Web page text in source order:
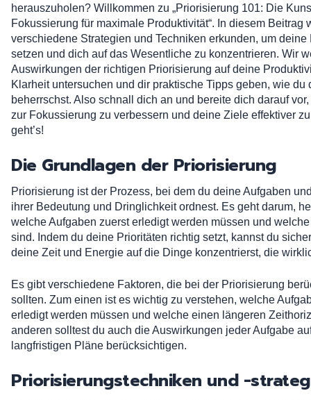
herauszuholen? Willkommen zu „Priorisierung 101: Die
Fokussierung für maximale Produktivität“. In diesem Beitrag
verschiedene Strategien und Techniken erkunden, um deine
setzen und dich auf das Wesentliche zu konzentrieren. Wir
Auswirkungen der richtigen Priorisierung auf deine
Klarheit untersuchen und dir praktische Tipps geben, wie du
beherrschst. Also schnall dich an und bereite dich darauf
zur Fokussierung zu verbessern und deine Ziele effektiver
geht’s!
Die Grundlagen der Priorisierung
Priorisierung ist der Prozess, bei dem du deine Aufgaben
ihrer Bedeutung und Dringlichkeit ordnest. Es geht darum,
welche Aufgaben zuerst erledigt werden müssen und
sind. Indem du deine Prioritäten richtig setzt, kannst du
deine Zeit und Energie auf die Dinge konzentrierst, die
Es gibt verschiedene Faktoren, die bei der Priorisierung
sollten. Zum einen ist es wichtig zu verstehen, welche
erledigt werden müssen und welche einen längeren
anderen solltest du auch die Auswirkungen jeder Aufgabe
langfristigen Pläne berücksichtigen.
Priorisierungstechniken und -